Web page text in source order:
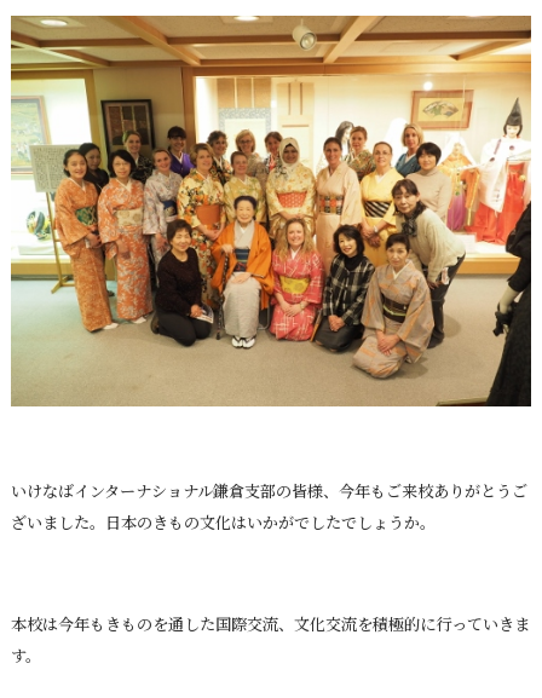
いけなばインターナショナル鎌倉支部の皆様、今年もご来校ありがとうご
ざいました。日本のきもの文化はいかがでしたでしょうか。
本校は今年もきものを通した国際交流、文化交流を積極的に行っていきま
す。